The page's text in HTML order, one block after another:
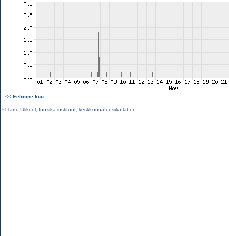
<< Eelmine kuu
©Tartu Ülikool füüsika instituut keskkonnafüüsika labor